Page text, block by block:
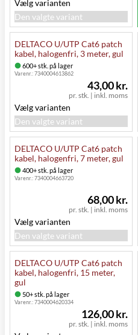
Vælg varianten
Den valgte variant
DELTACO U/UTP Cat6 patch
kabel, halogenfri, 3 meter, gul
600+ stk. på lager
Varenr.:7340004613862
pr. stk. | inkl. moms
43,00 kr.
Vælg varianten
Den valgte variant
DELTACO U/UTP Cat6 patch
kabel, halogenfri, 7 meter, gul
400+ stk. på lager
Varenr.:7340004663720
pr. stk. | inkl. moms
68,00 kr.
Vælg varianten
Den valgte variant
DELTACO U/UTP Cat6 patch
kabel, halogenfri, 15 meter,
gul
50+ stk. på lager
Varenr.:7340004620334
pr. stk. | inkl. moms
126,00 kr.